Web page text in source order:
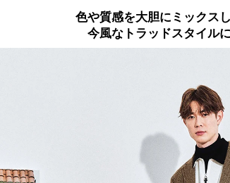
色や質感を大胆にミックス
今風なトラッドスタイルに